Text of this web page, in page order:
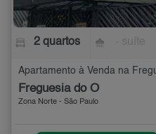
2 quartos
Apartamento à Venda na
Freguesia do Ó
Zona Norte - São Paulo